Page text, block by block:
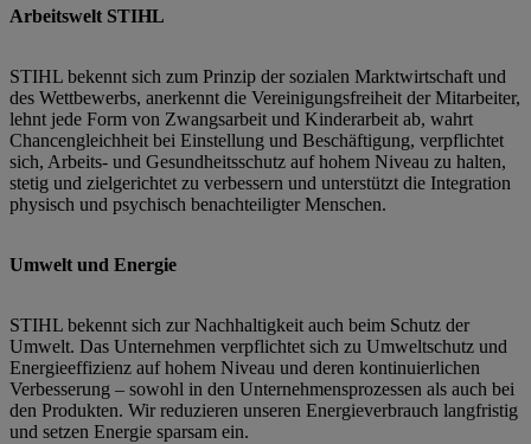
Arbeitswelt STIHL
STIHL bekennt sich zum Prinzip der sozialen Marktwirtschaft und
des Wettbewerbs, anerkennt die Vereinigungsfreiheit der Mitarbeiter,
lehnt jede Form von Zwangsarbeit und Kinderarbeit ab, wahrt
Chancengleichheit bei Einstellung und Beschäftigung, verpflichtet
sich, Arbeits- und Gesundheitsschutz auf hohem Niveau zu halten,
stetig und zielgerichtet zu verbessern und unterstützt die Integration
physisch und psychisch benachteiligter Menschen.
Umwelt und Energie
STIHL bekennt sich zur Nachhaltigkeit auch beim Schutz der
Umwelt. Das Unternehmen verpflichtet sich zu Umweltschutz und
Energieeffizienz auf hohem Niveau und deren kontinuierlichen
Verbesserung – sowohl in den Unternehmensprozessen als auch bei
den Produkten. Wir reduzieren unseren Energieverbrauch langfristig
und setzen Energie sparsam ein.